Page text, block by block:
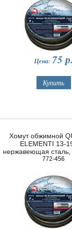
Цена: 75
Хомут обжимной
ELEMENTI 13-
нержавеющая
2 шт в772-456